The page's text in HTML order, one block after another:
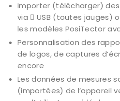
Importer (télécharger)
via
USB (toutes jauges)
les modèles PosiTector
Personnalisation des
de logos, de captures
encore
Les données de mesures
(importées) de l’appareil